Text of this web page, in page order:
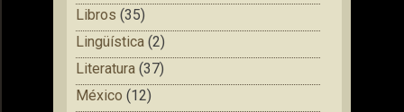
Libros (35)
Lingüística (2)
Literatura (37)
México (12)